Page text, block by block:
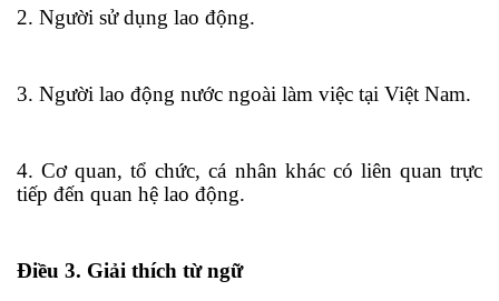
2. Người sử dụng lao động.
3. Người lao động nước ngoài làm việc tại Việt Nam.
4. Cơ quan, tổ chức, cá nhân khác có liên quan trực
tiếp đến quan hệ lao động.
Điều 3. Giải thích từ ngữ